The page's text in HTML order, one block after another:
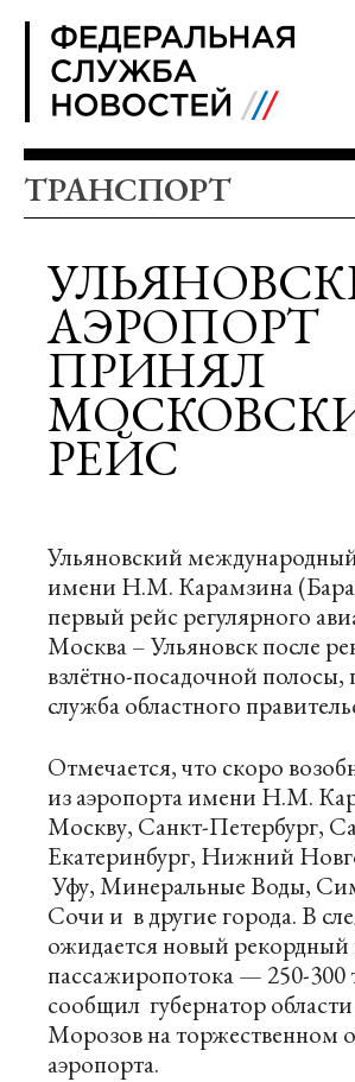
ТРАНСПОРТ
АЭРОПОРТ
ПРИНЯЛ
РЕЙС
Ульяновский
имени Н.М. Карамзина
первый рейс регулярного
Москва – Ульяновск после
взлётно-посадочной полосы,
служба областного
Отмечается, что скоро
из аэропорта имени Н.М.
Москву, Санкт-Петербург,
Екатеринбург, Нижний
Уфу, Минеральные Воды,
Сочи и в другие города. В
ожидается новый рекордный
пассажиропотока — 250-300
сообщил губернатор
Морозов на торжественном
аэропорта.